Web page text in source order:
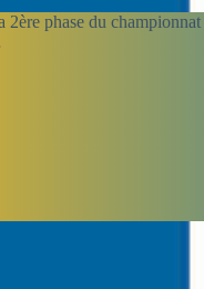
phase du